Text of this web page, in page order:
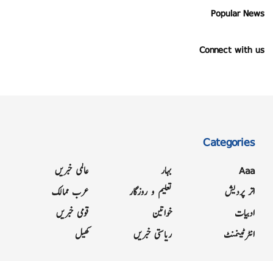
Popular News
Connect with us
Categories
Aaa
اتر پردیش
ادبیات
انٹرٹینمنٹ
بہار
تعلیم و روزگار
خواتین
ریاستی خبریں
عالمی خبریں
عرب ممالک
قومی خبریں
کھیل